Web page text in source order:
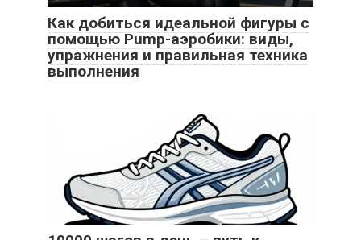
Как добиться идеальной фигуры с
помощью Pump-аэробики: виды,
упражнения и правильная техника
выполнения